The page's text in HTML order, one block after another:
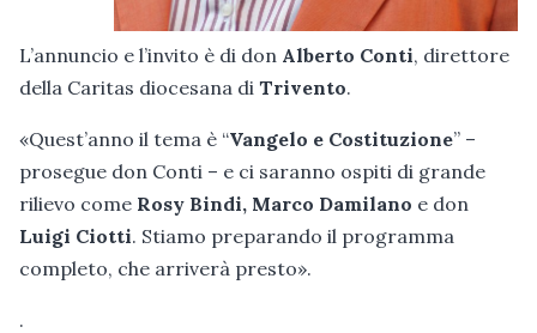
L’annuncio e l’invito è di don Alberto Conti, direttore
della Caritas diocesana di Trivento.
«Quest’anno il tema è “Vangelo e Costituzione” –
prosegue don Conti – e ci saranno ospiti di grande
rilievo come Rosy Bindi, Marco Damilano e don
Luigi Ciotti. Stiamo preparando il programma
completo, che arriverà presto».
.